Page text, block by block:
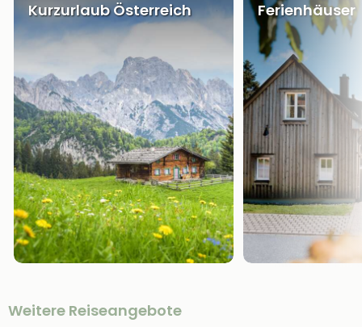
Kurzurlaub Österreich Ferienhäuser
Weitere Reiseangebote